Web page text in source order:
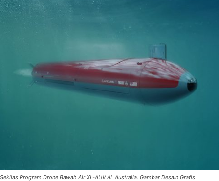
Sekilas Program Drone Bawah Air XL-AUV AL Australia. Gambar Desain Grafis